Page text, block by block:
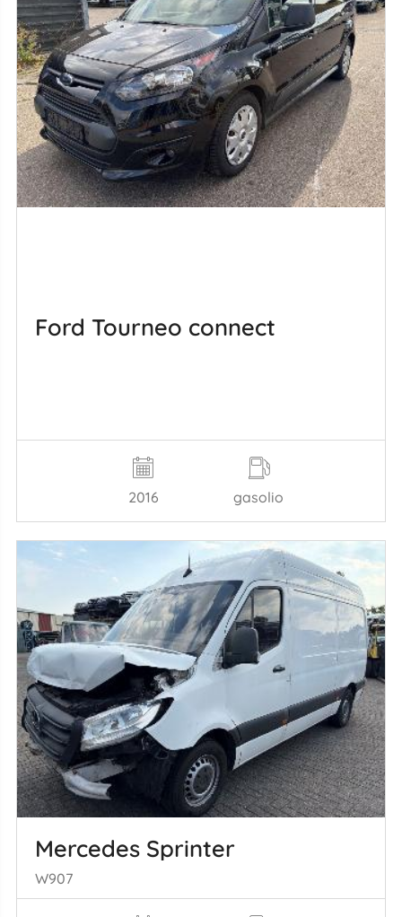
Ford Tourneo connect
2016 gasolio
Mercedes Sprinter
W907